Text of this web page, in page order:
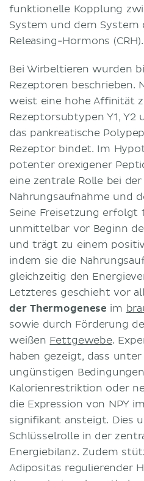
funktionelle Kopplung
System und dem
Releasing-Hormons (CRH).
Bei Wirbeltieren wurden
Rezeptoren beschrieben.
weist eine hohe Affinität
Rezeptorsubtypen Y1, Y2
das pankreatische
Rezeptor bindet. Im
potenter orexigener
eine zentrale Rolle bei
Nahrungsaufnahme und
Seine Freisetzung erfolgt
unmittelbar vor Beginn
und trägt zu einem
indem sie die
gleichzeitig den
Letzteres geschieht vor
der Thermogenese im
sowie durch Förderung
weißen Fettgewebe.
haben gezeigt, dass
ungünstigen
Kalorienrestriktion oder
die Expression von NPY
signifikant ansteigt. Dies
Schlüsselrolle in der
Energiebilanz. Zudem
Adipositas regulierender